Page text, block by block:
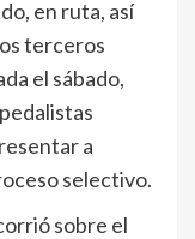
en ruta, así
terceros
el sábado,
a
selectivo.
sobre el